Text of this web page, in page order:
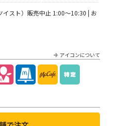
スト）販売中止 1:00～10:30 | お
アイコンについて